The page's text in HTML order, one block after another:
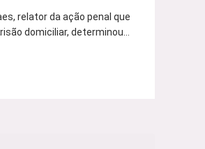
relator da ação penal que
domiciliar, determinou…